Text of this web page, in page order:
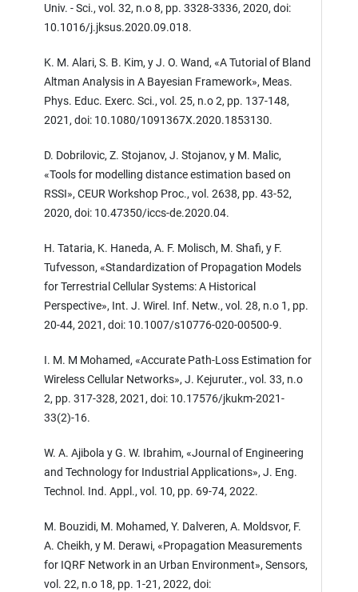
Univ. - Sci., vol. 32, n.o 8, pp. 3328-3336, 2020, doi:
10.1016/j.jksus.2020.09.018.
K. M. Alari, S. B. Kim, y J. O. Wand, «A Tutorial of Bland
Altman Analysis in A Bayesian Framework», Meas.
Phys. Educ. Exerc. Sci., vol. 25, n.o 2, pp. 137-148,
2021, doi: 10.1080/1091367X.2020.1853130.
D. Dobrilovic, Z. Stojanov, J. Stojanov, y M. Malic,
«Tools for modelling distance estimation based on
RSSI», CEUR Workshop Proc., vol. 2638, pp. 43-52,
2020, doi: 10.47350/iccs-de.2020.04.
H. Tataria, K. Haneda, A. F. Molisch, M. Shafi, y F.
Tufvesson, «Standardization of Propagation Models
for Terrestrial Cellular Systems: A Historical
Perspective», Int. J. Wirel. Inf. Netw., vol. 28, n.o 1, pp.
20-44, 2021, doi: 10.1007/s10776-020-00500-9.
I. M. M Mohamed, «Accurate Path-Loss Estimation for
Wireless Cellular Networks», J. Kejuruter., vol. 33, n.o
2, pp. 317-328, 2021, doi: 10.17576/jkukm-2021-
33(2)-16.
W. A. Ajibola y G. W. Ibrahim, «Journal of Engineering
and Technology for Industrial Applications», J. Eng.
Technol. Ind. Appl., vol. 10, pp. 69-74, 2022.
M. Bouzidi, M. Mohamed, Y. Dalveren, A. Moldsvor, F.
A. Cheikh, y M. Derawi, «Propagation Measurements
for IQRF Network in an Urban Environment», Sensors,
vol. 22, n.o 18, pp. 1-21, 2022, doi: